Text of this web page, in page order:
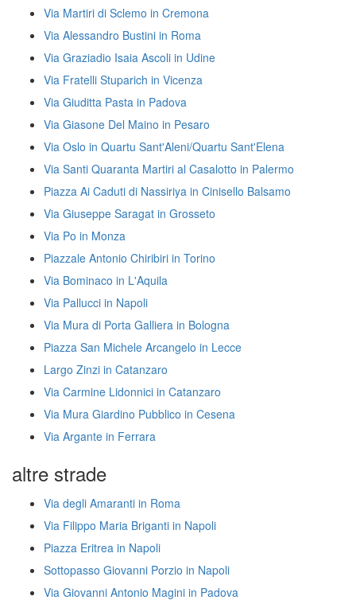
Via Martiri di Sclemo in Cremona
Via Alessandro Bustini in Roma
Via Graziadio Isaia Ascoli in Udine
Via Fratelli Stuparich in Vicenza
Via Giuditta Pasta in Padova
Via Giasone Del Maino in Pesaro
Via Oslo in Quartu Sant'Aleni/Quartu Sant'Elena
Via Santi Quaranta Martiri al Casalotto in Palermo
Piazza Ai Caduti di Nassiriya in Cinisello Balsamo
Via Giuseppe Saragat in Grosseto
Via Po in Monza
Piazzale Antonio Chiribiri in Torino
Via Bominaco in L'Aquila
Via Pallucci in Napoli
Via Mura di Porta Galliera in Bologna
Piazza San Michele Arcangelo in Lecce
Largo Zinzi in Catanzaro
Via Carmine Lidonnici in Catanzaro
Via Mura Giardino Pubblico in Cesena
Via Argante in Ferrara
altre strade
Via degli Amaranti in Roma
Via Filippo Maria Briganti in Napoli
Piazza Eritrea in Napoli
Sottopasso Giovanni Porzio in Napoli
Via Giovanni Antonio Magini in Padova